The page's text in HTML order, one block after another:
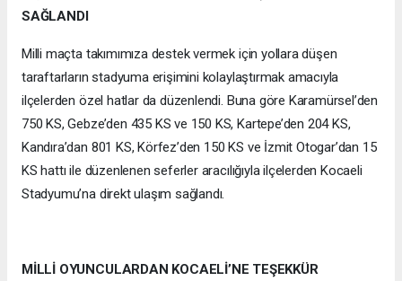
SAĞLANDI
Milli maçta takımımıza destek vermek için yollara düşen
taraftarların stadyuma erişimini kolaylaştırmak amacıyla
ilçelerden özel hatlar da düzenlendi. Buna göre Karamürsel’den
750 KS, Gebze’den 435 KS ve 150 KS, Kartepe’den 204 KS,
Kandıra’dan 801 KS, Körfez’den 150 KS ve İzmit Otogar’dan 15
KS hattı ile düzenlenen seferler aracılığıyla ilçelerden Kocaeli
Stadyumu’na direkt ulaşım sağlandı.
MİLLİ OYUNCULARDAN KOCAELİ’NE TEŞEKKÜR